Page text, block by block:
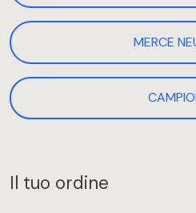
MERCE
Il tuo ordine